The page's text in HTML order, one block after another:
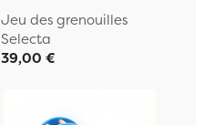
Jeu des grenouilles
Selecta
39,00 €